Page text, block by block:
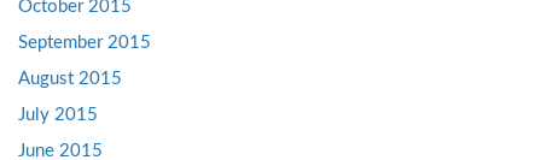
October 2015
September 2015
August 2015
July 2015
June 2015